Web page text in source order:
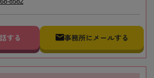
する 事務所にメールする